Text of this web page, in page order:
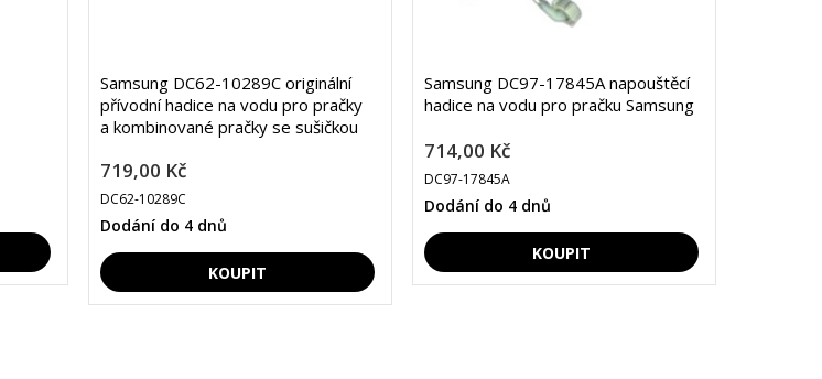
Samsung DC62-10289C originální
přívodní hadice na vodu pro pračky
a kombinované pračky se sušičkou
719,00 Kč
DC62-10289C
Dodání do 4 dnů
Samsung DC97-17845A napouštěcí
hadice na vodu pro pračku Samsung
714,00 Kč
DC97-17845A
Dodání do 4 dnů